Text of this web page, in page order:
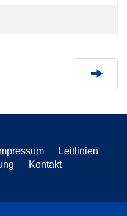
Impressum
Leitlinien
Kontakt